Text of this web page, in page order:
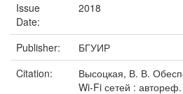
Issue
Date:
2018
Publisher:
БГУИР
Citation:
Высоцкая, В. В.
Wi-Fi сетей :